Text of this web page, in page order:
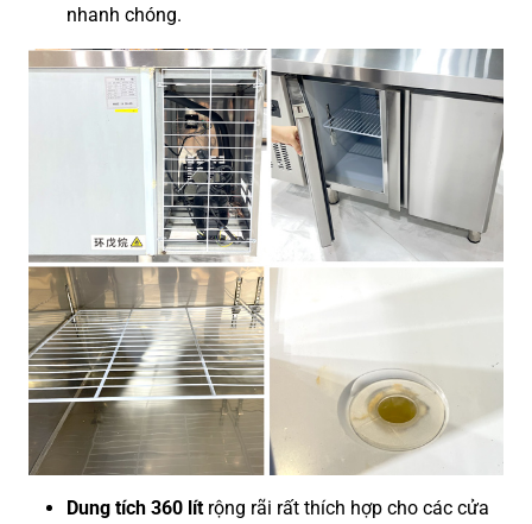
nhanh chóng.
Dung tích 360 lítrộng rãi rất thích hợp cho các cửa